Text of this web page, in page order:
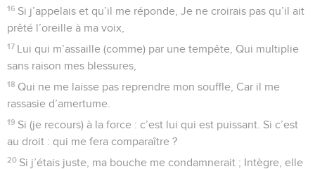
16 Si j’appelais et qu’il me réponde, Je ne croirais pas qu’il ait
prêté l’oreille à ma voix,
17 Lui qui m’assaille (comme) par une tempête, Qui multiplie
sans raison mes blessures,
18 Qui ne me laisse pas reprendre mon souffle, Car il me
rassasie d’amertume.
19 Si (je recours) à la force : c’est lui qui est puissant. Si c’est
au droit : qui me fera comparaître ?
20 Si j’étais juste, ma bouche me condamnerait ; Intègre, elle